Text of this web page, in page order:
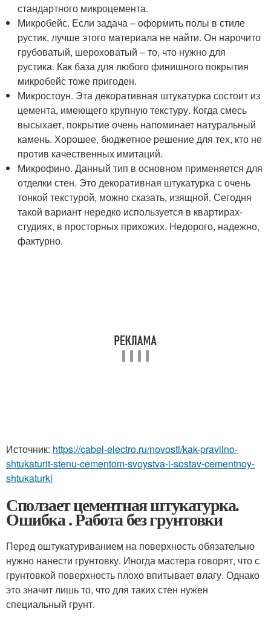
стандартного микроцемента.
Микробейс. Если задача – оформить полы в стиле
рустик, лучше этого материала не найти. Он нарочито
грубоватый, шероховатый – то, что нужно для
рустика. Как база для любого финишного покрытия
микробейс тоже пригоден.
Микростоун. Эта декоративная штукатурка состоит из
цемента, имеющего крупную текстуру. Когда смесь
высыхает, покрытие очень напоминает натуральный
камень. Хорошее, бюджетное решение для тех, кто не
против качественных имитаций.
Микрофино. Данный тип в основном применяется для
отделки стен. Это декоративная штукатурка с очень
тонкой текстурой, можно сказать, изящной. Сегодня
такой вариант нередко используется в квартирах-
студиях, в просторных прихожих. Недорого, надежно,
фактурно.
Источник: https://cabel-electro.ru/novosti/kak-pravilno-
shtukaturit-stenu-cementom-svoystva-i-sostav-cementnoy-
shtukaturki
Сползает цементная штукатурка.
Ошибка . Работа без грунтовки
Перед оштукатуриванием на поверхность обязательно
нужно нанести грунтовку. Иногда мастера говорят, что с
грунтовкой поверхность плохо впитывает влагу. Однако
это значит лишь то, что для таких стен нужен
специальный грунт.